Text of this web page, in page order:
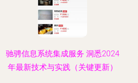
驰骋信息系统集成服务 洞悉2024
年最新技术与实践（关键更新）